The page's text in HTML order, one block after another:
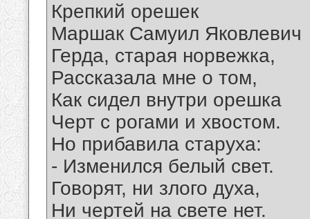
Крепкий орешек
Маршак Самуил Яковлевич
Герда, старая норвежка,
Рассказала мне о том,
Как сидел внутри орешка
Черт с рогами и хвостом.
Но прибавила старуха:
- Изменился белый свет.
Говорят, ни злого духа,
Ни чертей на свете нет.